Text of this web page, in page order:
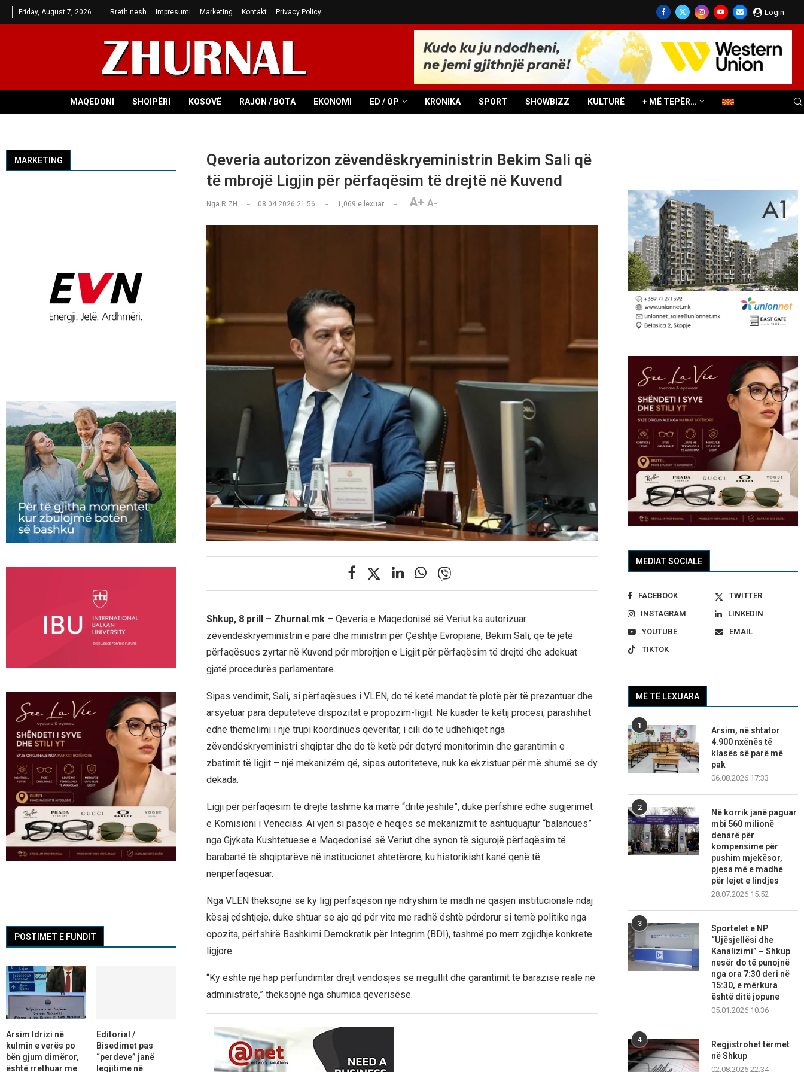
Friday, August 7, 2026 Rreth nesh Impresumi Marketing Kontakt Privacy Policy Login
MAQEDONI SHQIPËRI KOSOVË RAJON / BOTA EKONOMI ED / OP KRONIKA SPORT SHOWBIZZ KULTURË + MË TEPËR…
Qeveria autorizon zëvendëskryeministrin Bekim Sali që
të mbrojë Ligjin për përfaqësim të drejtë në Kuvend
Nga R.ZH 08.04.2026 21:56 1,069 e lexuar A+ A-
Shkup, 8 prill – Zhurnal.mk– Qeveria e Maqedonisë së Veriut ka autorizuar
zëvendëskryeministrin e parë dhe ministrin për Çështje Evropiane, Bekim Sali, që të jetë
përfaqësues zyrtar në Kuvend për mbrojtjen e Ligjit për përfaqësim të drejtë dhe adekuat
gjatë procedurës parlamentare.
Sipas vendimit, Sali, si përfaqësues i VLEN, do të ketë mandat të plotë për të prezantuar dhe
arsyetuar para deputetëve dispozitat e propozim-ligjit. Në kuadër të këtij procesi, parashihet
edhe themelimi i një trupi koordinues qeveritar, i cili do të udhëhiqet nga
zëvendëskryeministri shqiptar dhe do të ketë për detyrë monitorimin dhe garantimin e
zbatimit të ligjit – një mekanizëm që, sipas autoriteteve, nuk ka ekzistuar për më shumë se dy
dekada.
Ligji për përfaqësim të drejtë tashmë ka marrë “dritë jeshile”, duke përfshirë edhe sugjerimet
e Komisioni i Venecias. Ai vjen si pasojë e heqjes së mekanizmit të ashtuquajtur “balancues”
nga Gjykata Kushtetuese e Maqedonisë së Veriut dhe synon të sigurojë përfaqësim të
barabartë të shqiptarëve në institucionet shtetërore, ku historikisht kanë qenë të
nënpërfaqësuar.
Nga VLEN theksojnë se ky ligj përfaqëson një ndryshim të madh në qasjen institucionale ndaj
kësaj çështjeje, duke shtuar se ajo që për vite me radhë është përdorur si temë politike nga
opozita, përfshirë Bashkimi Demokratik për Integrim (BDI), tashmë po merr zgjidhje konkrete
ligjore.
“Ky është një hap përfundimtar drejt vendosjes së rregullit dhe garantimit të barazisë reale në
administratë,” theksojnë nga shumica qeverisëse.
MEDIAT SOCIALE
FACEBOOK
TWITTER
INSTAGRAM
LINKEDIN
YOUTUBE
EMAIL
TIKTOK
MË TË LEXUARA
1
Arsim, në shtator
4.900 nxënës të
klasës së parë më
pak
06.08.2026 17:33
2
Në korrik janë paguar
mbi 560 milionë
denarë për
kompensime për
pushim mjekësor,
pjesa më e madhe
për lejet e lindjes
28.07.2026 15:52
3
Sportelet e NP
“Ujësjellësi dhe
Kanalizimi” – Shkup
nesër do të punojnë
nga ora 7:30 deri në
15:30, e mërkura
është ditë jopune
05.01.2026 10:36
4
Regjistrohet tërmet
në Shkup
02.08.2026 22:34
MARKETING
POSTIMET E FUNDIT
Arsim Idrizi në
kulmin e verës po
bën gjum dimëror,
është rrethuar me
Editorial /
Bisedimet pas
“perdeve” janë
legjitime në